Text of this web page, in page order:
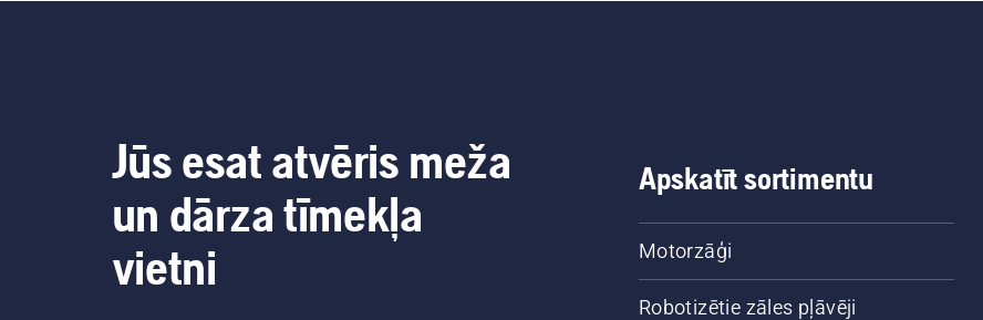
Jūs esat atvēris meža
un dārza tīmekļa
vietni
Apskatīt sortimentu
Motorzāģi
Robotizētie zāles pļāvēji